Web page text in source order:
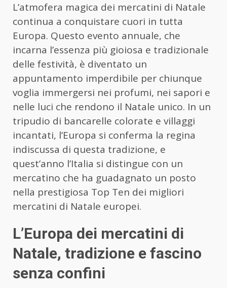
L’atmofera magica dei mercatini di Natale
continua a conquistare cuori in tutta
Europa. Questo evento annuale, che
incarna l’essenza più gioiosa e tradizionale
delle festività, è diventato un
appuntamento imperdibile per chiunque
voglia immergersi nei profumi, nei sapori e
nelle luci che rendono il Natale unico. In un
tripudio di bancarelle colorate e villaggi
incantati, l’Europa si conferma la regina
indiscussa di questa tradizione, e
quest’anno l’Italia si distingue con un
mercatino che ha guadagnato un posto
nella prestigiosa Top Ten dei migliori
mercatini di Natale europei.
L’Europa dei mercatini di
Natale, tradizione e fascino
senza confini